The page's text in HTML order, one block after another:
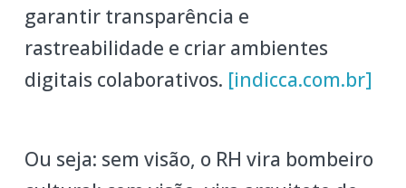
garantir transparência e
rastreabilidade e criar ambientes
digitais colaborativos. [indicca.com.br]
Ou seja: sem visão, o RH vira bombeiro